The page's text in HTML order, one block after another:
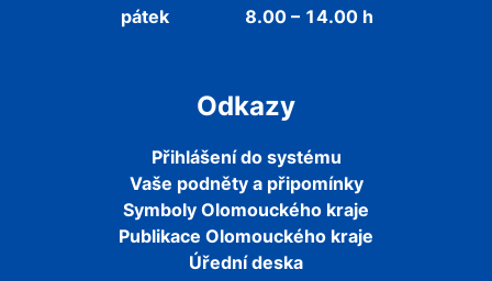
pátek
8.00 – 14.00 h
Odkazy
Přihlášení do systému
Vaše podněty a připomínky
Symboly Olomouckého kraje
Publikace Olomouckého kraje
Úřední deska